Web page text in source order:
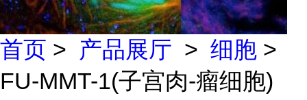
首页 > 产品展厅 > 细胞 >
FU-MMT-1(子宫肉-瘤细胞)